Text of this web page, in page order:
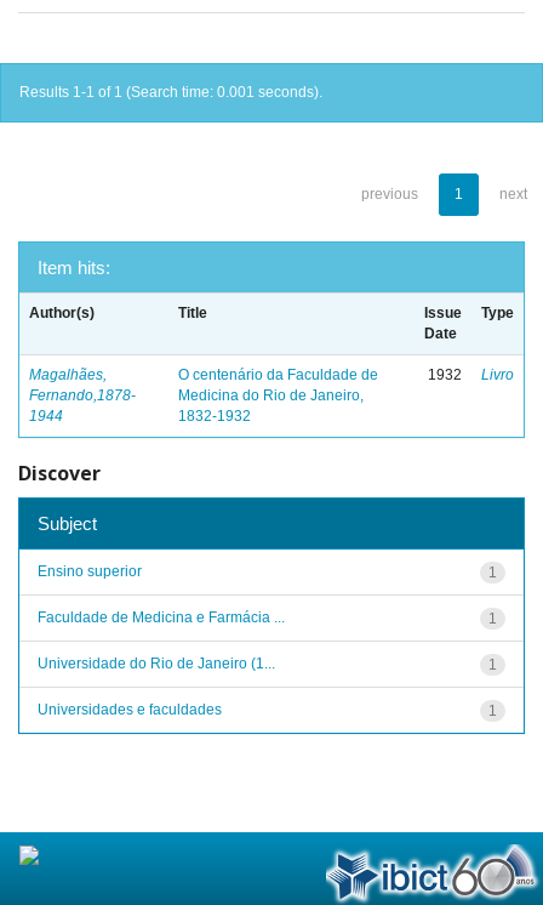
Results 1-1 of 1 (Search time: 0.001 seconds).
previous 1 next
Item hits:
Author(s) Title
Issue
Date
Type
Magalhães,
Fernando,1878-
1944
O centenário da Faculdade de
Medicina do Rio de Janeiro,
1832-1932
1932 Livro
Discover
Subject
1
Ensino superior
1
Faculdade de Medicina e Farmácia ...
1
Universidade do Rio de Janeiro (1...
1
Universidades e faculdades